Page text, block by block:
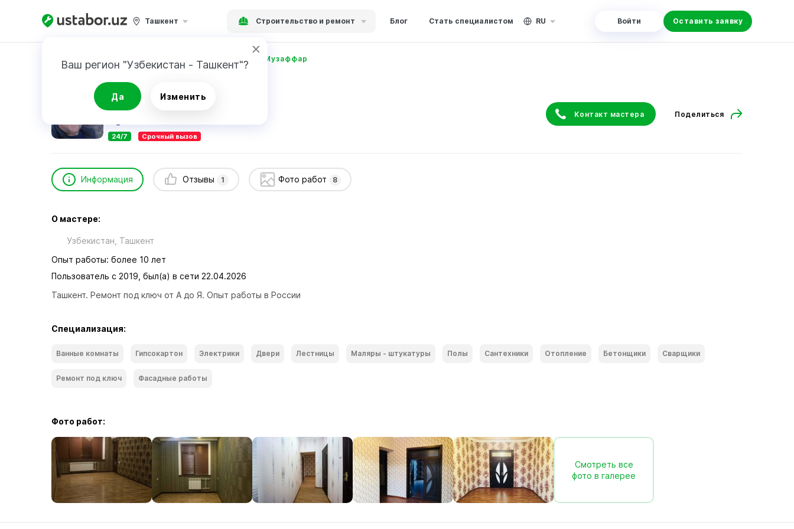
Ташкент Строительство и ремонт Блог Стать специалистом RU Войти Оставить заявку
Ваш регион "Узбекистан - Ташкент"?
Да Изменить
Главная Строительство и ремонт Исаков Музаффар
Исаков Музаффар
24/7 Срочный вызов
Контакт мастера Поделиться
Информация Отзывы 1 Фото работ 8
О мастере:
Узбекистан, Ташкент
Опыт работы: более 10 лет
Пользователь с 2019, был(а) в сети 22.04.2026
Ташкент. Ремонт под ключ от А до Я. Опыт работы в России
Специализация:
Ванные комнаты Гипсокартон Электрики Двери Лестницы Маляры - штукатуры Полы Сантехники Отопление Бетонщики Сварщики
Ремонт под ключ Фасадные работы
Фото работ:
Смотреть все
фото в галерее